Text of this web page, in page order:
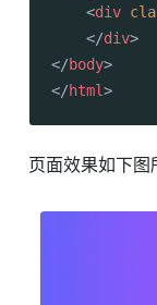
<div
</div>
</body>
</html>
页面效果如下图